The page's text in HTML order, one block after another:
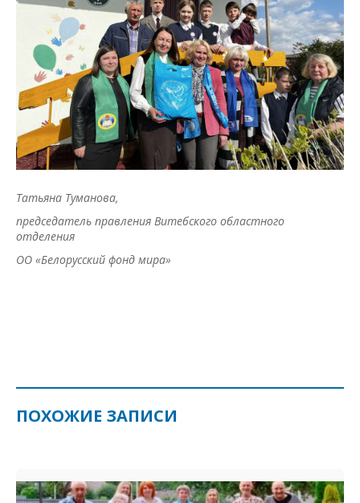
Татьяна Туманова,
председатель правления Витебского областного
отделения
ОО «Белорусский фонд мира»
ПОХОЖИЕ ЗАПИСИ